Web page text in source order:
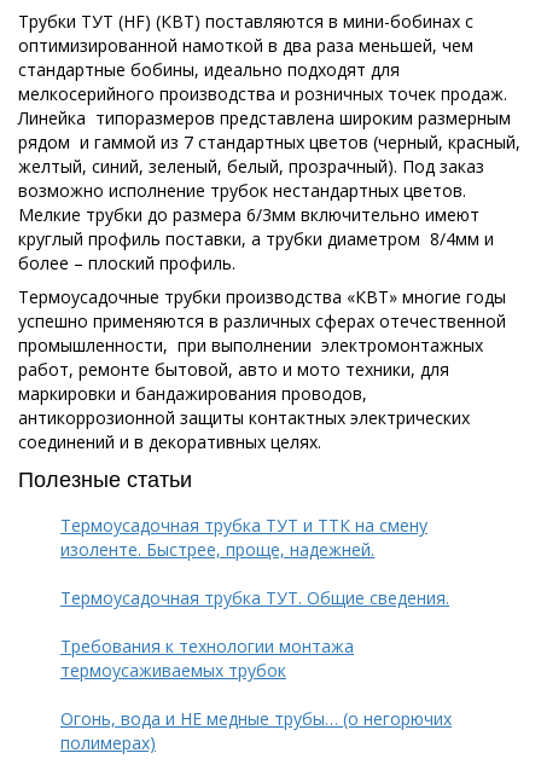
Трубки ТУТ (HF) (КВТ) поставляются в мини-бобинах с
оптимизированной намоткой в два раза меньшей, чем
стандартные бобины, идеально подходят для
мелкосерийного производства и розничных точек продаж.
Линейка типоразмеров представлена широким размерным
рядом и гаммой из 7 стандартных цветов (черный, красный,
желтый, синий, зеленый, белый, прозрачный). Под заказ
возможно исполнение трубок нестандартных цветов.
Мелкие трубки до размера 6/3мм включительно имеют
круглый профиль поставки, а трубки диаметром 8/4мм и
более – плоский профиль.
Термоусадочные трубки производства «КВТ» многие годы
успешно применяются в различных сферах отечественной
промышленности, при выполнении электромонтажных
работ, ремонте бытовой, авто и мото техники, для
маркировки и бандажирования проводов,
антикоррозионной защиты контактных электрических
соединений и в декоративных целях.
Полезные статьи
Термоусадочная трубка ТУТ и ТТК на смену
изоленте. Быстрее, проще, надежней.
Термоусадочная трубка ТУТ. Общие сведения.
Требования к технологии монтажа
термоусаживаемых трубок
Огонь, вода и НЕ медные трубы… (о негорючих
полимерах)